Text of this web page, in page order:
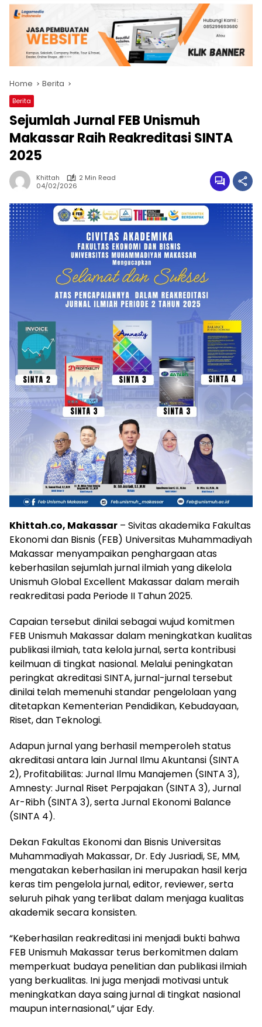
Home Berita
Berita
Sejumlah Jurnal FEB Unismuh
Makassar Raih Reakreditasi SINTA
2025
Khittah
2 Min Read
04/02/2026
Khittah.co, Makassar – Sivitas akademika Fakultas
Ekonomi dan Bisnis (FEB) Universitas Muhammadiyah
Makassar menyampaikan penghargaan atas
keberhasilan sejumlah jurnal ilmiah yang dikelola
Unismuh Global Excellent Makassar dalam meraih
reakreditasi pada Periode II Tahun 2025.
Capaian tersebut dinilai sebagai wujud komitmen
FEB Unismuh Makassar dalam meningkatkan kualitas
publikasi ilmiah, tata kelola jurnal, serta kontribusi
keilmuan di tingkat nasional. Melalui peningkatan
peringkat akreditasi SINTA, jurnal-jurnal tersebut
dinilai telah memenuhi standar pengelolaan yang
ditetapkan Kementerian Pendidikan, Kebudayaan,
Riset, dan Teknologi.
Adapun jurnal yang berhasil memperoleh status
akreditasi antara lain Jurnal Ilmu Akuntansi (SINTA
2), Profitabilitas: Jurnal Ilmu Manajemen (SINTA 3),
Amnesty: Jurnal Riset Perpajakan (SINTA 3), Jurnal
Ar-Ribh (SINTA 3), serta Jurnal Ekonomi Balance
(SINTA 4).
Dekan Fakultas Ekonomi dan Bisnis Universitas
Muhammadiyah Makassar, Dr. Edy Jusriadi, SE, MM,
mengatakan keberhasilan ini merupakan hasil kerja
keras tim pengelola jurnal, editor, reviewer, serta
seluruh pihak yang terlibat dalam menjaga kualitas
akademik secara konsisten.
“Keberhasilan reakreditasi ini menjadi bukti bahwa
FEB Unismuh Makassar terus berkomitmen dalam
memperkuat budaya penelitian dan publikasi ilmiah
yang berkualitas. Ini juga menjadi motivasi untuk
meningkatkan daya saing jurnal di tingkat nasional
maupun internasional,” ujar Edy.